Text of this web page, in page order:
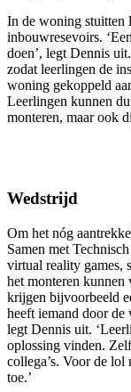
In de woning stuitten
inbouwresevoirs.
doen’, legt Dennis
zodat leerlingen de
woning gekoppeld
Leerlingen kunnen
monteren, maar ook
Wedstrijd
Om het nóg
Samen met
virtual reality games,
het monteren kunnen
krijgen bijvoorbeeld
heeft iemand door de
legt Dennis uit.
oplossing vinden.
collega’s. Voor de lol
toe.’